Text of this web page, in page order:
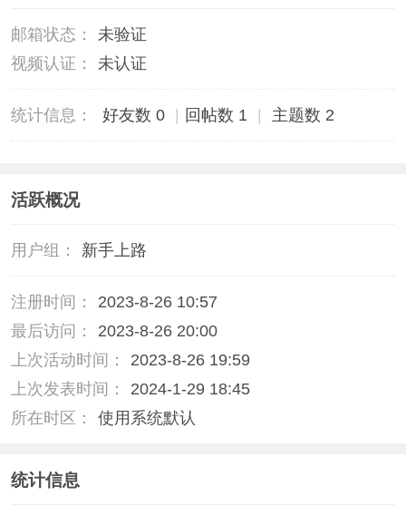
邮箱状态：
未验证
视频认证：
未认证
统计信息： 好友数 0 回帖数 1 主题数 2
活跃概况
用户组： 新手上路
注册时间：
2023-8-26 10:57
最后访问：
2023-8-26 20:00
上次活动时间：
2023-8-26 19:59
上次发表时间：
2024-1-29 18:45
所在时区：
使用系统默认
统计信息